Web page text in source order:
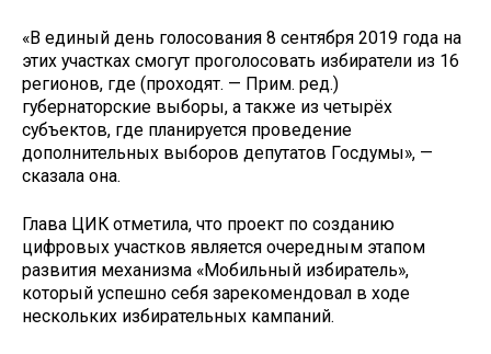
«В единый день голосования 8 сентября 2019 года на
этих участках смогут проголосовать избиратели из 16
регионов, где (проходят. — Прим. ред.)
губернаторские выборы, а также из четырёх
субъектов, где планируется проведение
дополнительных выборов депутатов Госдумы», —
сказала она.
Глава ЦИК отметила, что проект по созданию
цифровых участков является очередным этапом
развития механизма «Мобильный избиратель»,
который успешно себя зарекомендовал в ходе
нескольких избирательных кампаний.